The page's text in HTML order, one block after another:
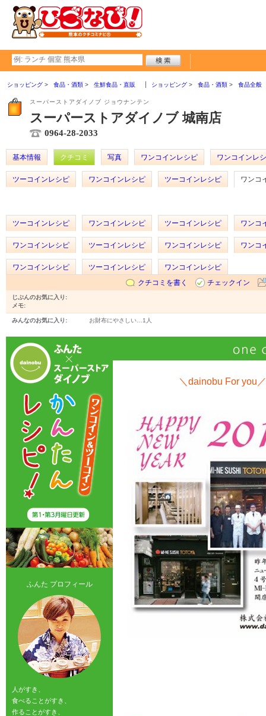
ショッピング 食品・酒類 生鮮食品・直販 ショッピング 食品・酒類 食品全般
スーパーストアダイノブ ジョウナンテン
スーパーストアダイノブ 城南店
0964-28-2033
基本情報 クチコミ 写真 ワンコインレシピ ワンコインレ
ツーコインレシピ ワンコインレシピ ツーコインレシピ ワンコ
ツーコインレシピ ワンコインレシピ ツーコインレシピ ワンコ
ワンコインレシピ ツーコインレシピ ワンコインレシピ ワンコ
ワンコインレシピ ツーコインレシピ
ワンコインレシピ
クチコミを書く
チェックイン
じぶんのお気に入り:
メモ:
みんなのお気に入り: お財布にやさしい… 1人
＼dainobu For you／
ふんた プロフィール
人がすき、
食べることがすき、
作ることがすき、